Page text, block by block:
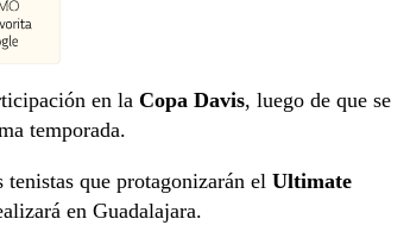
en la Copa Davis, luego de que se
temporada.
que protagonizarán el Ultimate
en Guadalajara.